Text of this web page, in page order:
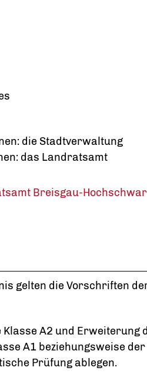
die Stadtverwaltung
das Landratsamt
Breisgau-
gelten die Vorschriften
A2 und Erweiterung
A1 beziehungsweise
Prüfung ablegen.